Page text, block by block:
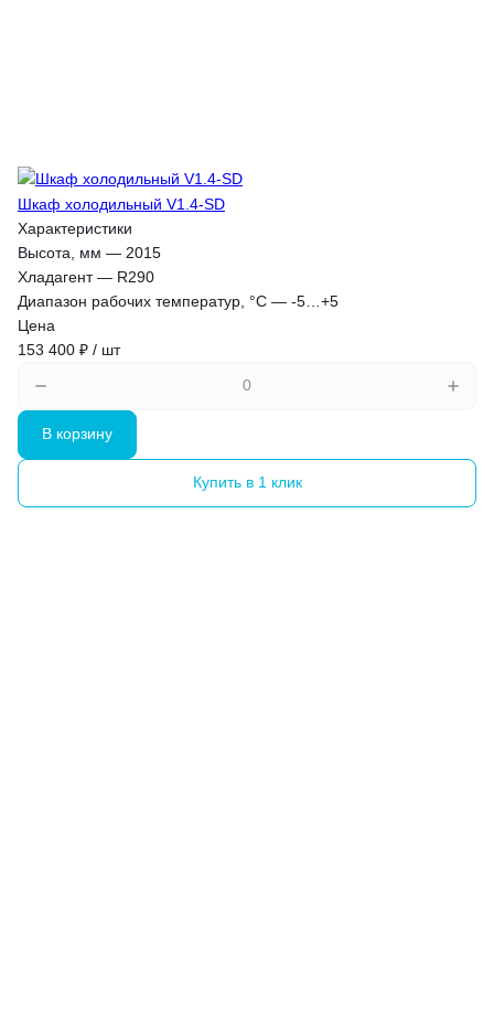
Шкаф холодильный V1.4-SD
Характеристики
Высота, мм — 2015
Хладагент— R290
Диапазон рабочих температур, °C — -5…+5
Цена
153 400 ₽ / шт
В корзину
Купить в 1 клик